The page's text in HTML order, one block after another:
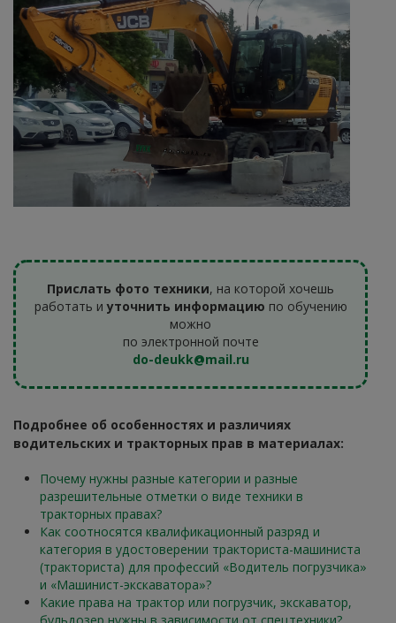
Прислать фото техники, на которой хочешь
работать иуточнить информацию по обучению
можно
по электронной почте
do-deukk@mail.ru
Подробнее об особенностях и различиях
водительских и тракторных прав в материалах:
Почему нужны разные категории и разные
разрешительные отметки о виде техники в
тракторных правах?
Как соотносятся квалификационный разряд и
категория в удостоверении тракториста-машиниста
(тракториста) для профессий «Водитель погрузчика»
и «Машинист-экскаватора»?
Какие права на трактор или погрузчик, экскаватор,